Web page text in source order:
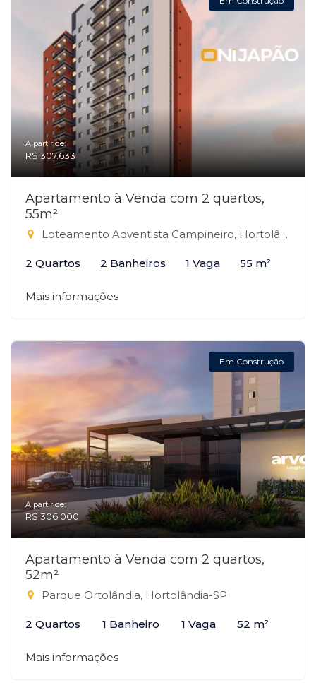
A partir de:
R$ 307.633
Apartamento à Venda com 2 quartos,
55m²
Loteamento Adventista Campineiro, Hortolândia-SP
2 Quartos 2 Banheiros 1 Vaga 55 m²
Mais informações
Em Construção
A partir de:
R$ 306.000
Apartamento à Venda com 2 quartos,
52m²
Parque Ortolândia, Hortolândia-SP
2 Quartos 1 Banheiro 1 Vaga 52 m²
Mais informações